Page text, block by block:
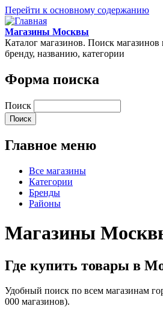
Перейти к основному содержанию
Магазины Москвы
Каталог магазинов. Поиск магазинов
бренду, названию, категории
Форма поиска
Поиск
Главное меню
Все магазины
Категории
Бренды
Районы
Магазины
Где купить товары в
Удобный поиск по всем магазинам
000 магазинов).